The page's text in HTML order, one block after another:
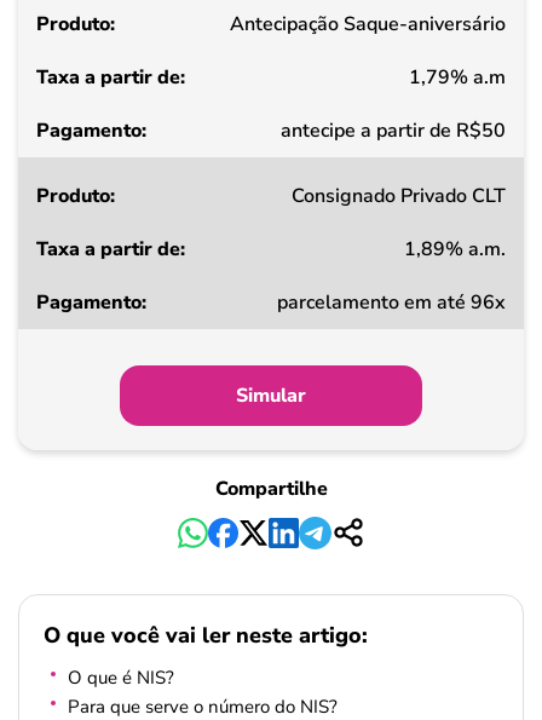
de
Pagamento
Antecipação Saque-aniversário
1,79% a.m
antecipe a partir de R$50
Consignado Privado CLT
1,89% a.m.
parcelamento em até 96x
Simular
Compartilhe
O que você vai ler neste artigo:
O que é NIS?
Para que serve o número do NIS?